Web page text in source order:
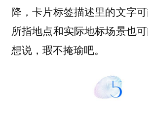
降，卡片标签描述里的文字
所指地点和实际地标场景也
想说，瑕不掩瑜吧。